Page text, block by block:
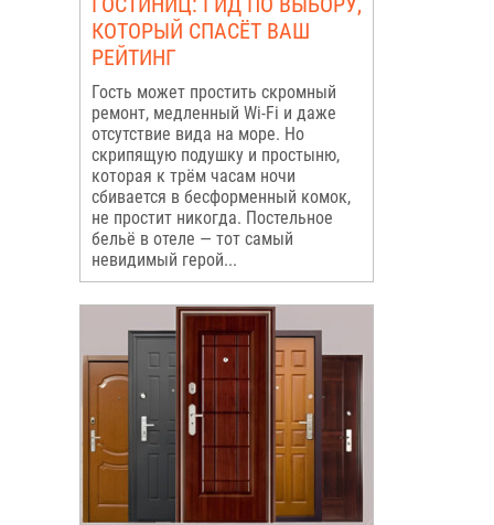
КОТОРЫЙ СПАСЁТ ВАШ
РЕЙТИНГ
Гость может простить скромный
ремонт, медленный Wi-Fi и даже
отсутствие вида на море. Но
скрипящую подушку и простыню,
которая к трём часам ночи
сбивается в бесформенный комок,
не простит никогда. Постельное
бельё в отеле — тот самый
невидимый герой...